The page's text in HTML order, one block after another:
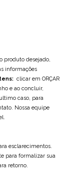
produto desejado,
informações
clicar em ORÇAR
e ao concluir,
caso, para
Nossa equipe
esclarecimentos.
para formalizar sua
retorno.